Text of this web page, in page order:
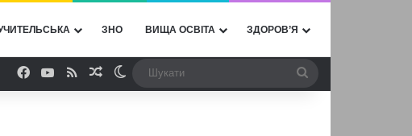
ЗНО ВИЩА ОСВІТА ЗДОРОВ’Я
Facebook
YouTube
RSSВипадкова стаття
Switch skin